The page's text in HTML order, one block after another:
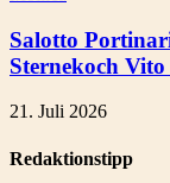
Salotto
Sternekoch
21. Juli 2026
Redaktionstipp